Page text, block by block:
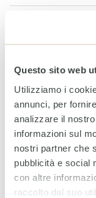
Questo sito web
Utilizziamo i
annunci, per
analizzare il
informazioni sul
nostri partner che
pubblicità e social
con altre
raccolto dal suo